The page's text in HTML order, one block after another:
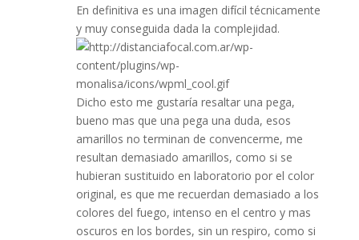
En definitiva es una imagen difícil técnicamente
y muy conseguida dada la complejidad.
Dicho esto me gustaría resaltar una pega,
bueno mas que una pega una duda, esos
amarillos no terminan de convencerme, me
resultan demasiado amarillos, como si se
hubieran sustituido en laboratorio por el color
original, es que me recuerdan demasiado a los
colores del fuego, intenso en el centro y mas
oscuros en los bordes, sin un respiro, como si